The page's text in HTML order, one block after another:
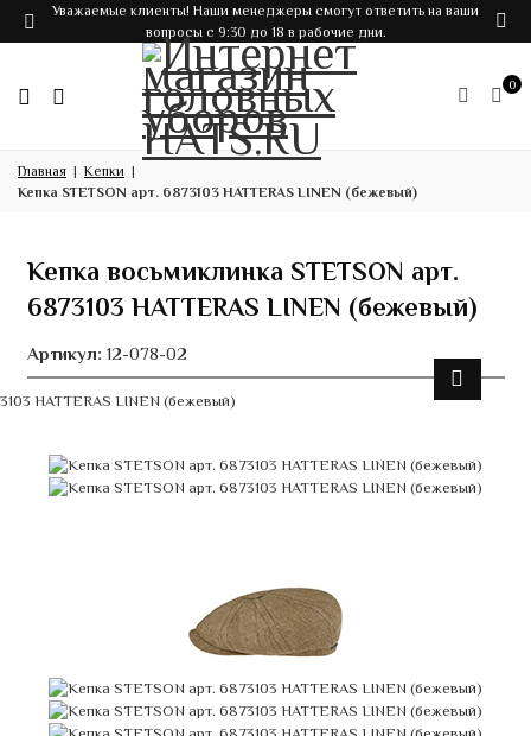
Уважаемые клиенты! Наши менеджеры смогут ответить на ваши
вопросы с 9:30 до 18 в рабочие дни.
0
Главная
Кепки
Кепка STETSON арт. 6873103 HATTERAS LINEN (бежевый)
Кепка восьмиклинка STETSON арт.
6873103 HATTERAS LINEN (бежевый)
Артикул: 12-078-02